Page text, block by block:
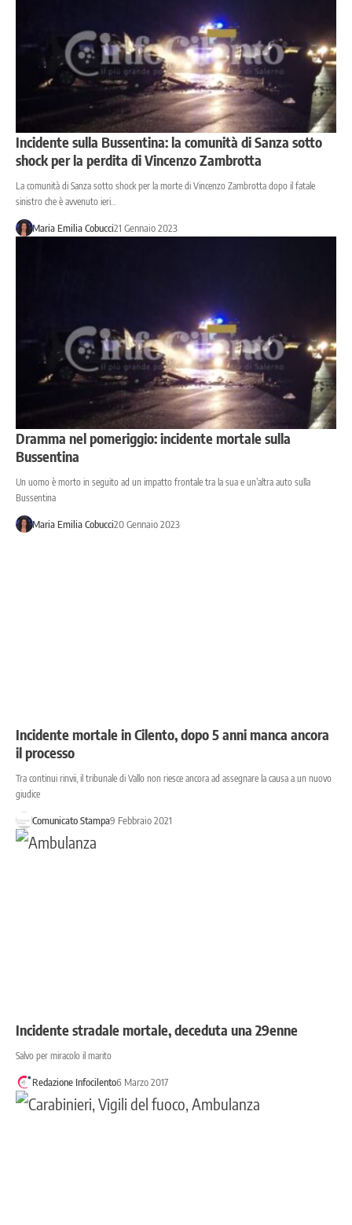
Incidente sulla Bussentina: la comunità di Sanza sotto
shock per la perdita di Vincenzo Zambrotta
La comunità di Sanza sotto shock per la morte di Vincenzo Zambrotta dopo il fatale
sinistro che è avvenuto ieri…
Maria Emilia Cobucci21 Gennaio 2023
Dramma nel pomeriggio: incidente mortale sulla
Bussentina
Un uomo è morto in seguito ad un impatto frontale tra la sua e un’altra auto sulla
Bussentina
Maria Emilia Cobucci20 Gennaio 2023
Incidente mortale in Cilento, dopo 5 anni manca ancora
il processo
Tra continui rinvii, il tribunale di Vallo non riesce ancora ad assegnare la causa a un nuovo
giudice
Comunicato Stampa9 Febbraio 2021
Incidente stradale mortale, deceduta una 29enne
Salvo per miracolo il marito
Redazione Infocilento6 Marzo 2017